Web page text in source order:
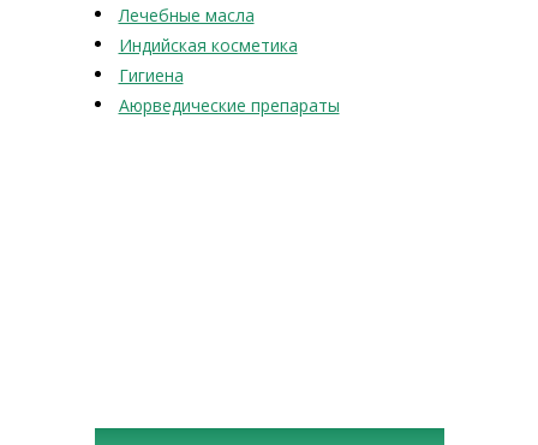
Лечебные масла
Индийская косметика
Гигиена
Аюрведические препараты